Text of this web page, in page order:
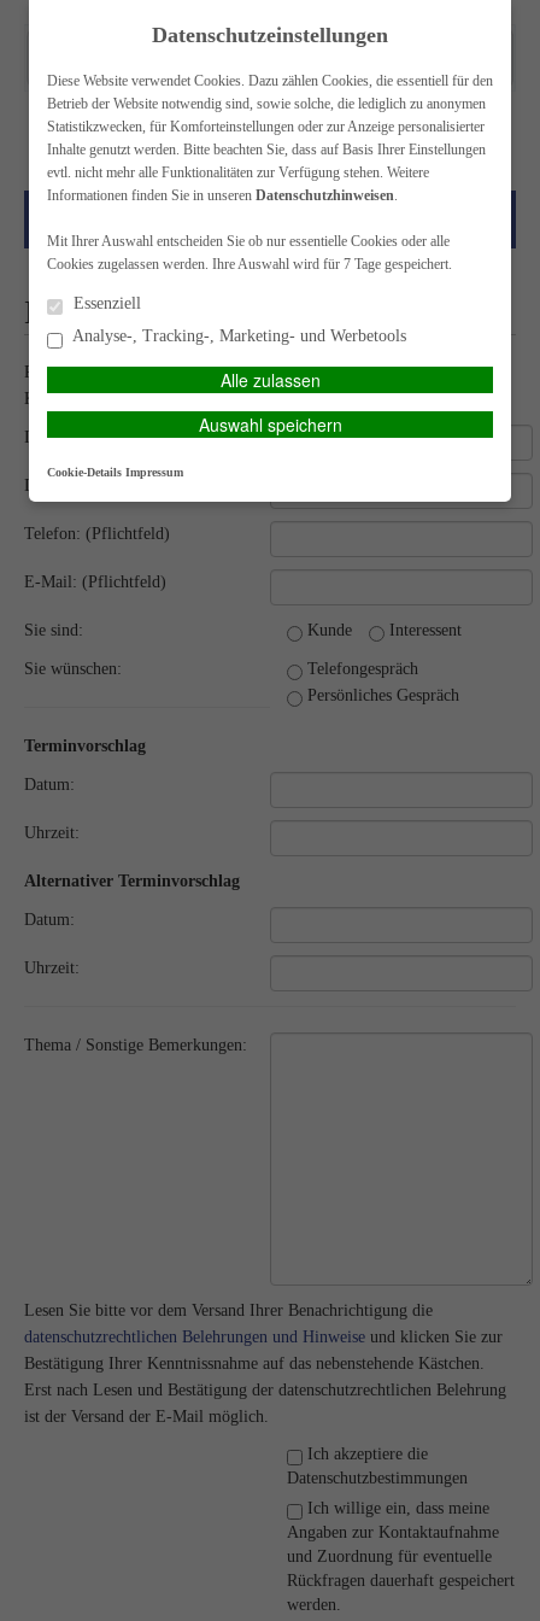
Kontakt Impressum Datenschutz
Kontakt
Rufen Sie uns gerne unverbindlich an oder nutzen Sie unser
Kontaktformular. Wir freuen uns auf Sie!
Ihr Vorname: (Pflichtfeld)
Ihr Nachname: (Pflichtfeld)
Telefon: (Pflichtfeld)
E-Mail: (Pflichtfeld)
Sie sind: Kunde Interessent
Sie wünschen:
Telefongespräch
Persönliches Gespräch
Terminvorschlag
Datum:
Uhrzeit:
Alternativer Terminvorschlag
Datum:
Uhrzeit:
Thema / Sonstige Bemerkungen:
Lesen Sie bitte vor dem Versand Ihrer Benachrichtigung die
datenschutzrechtlichen Belehrungen und Hinweise und klicken Sie zur
Bestätigung Ihrer Kenntnissnahme auf das nebenstehende Kästchen.
Erst nach Lesen und Bestätigung der datenschutzrechtlichen Belehrung
ist der Versand der E-Mail möglich.
Ich akzeptiere die
Datenschutzbestimmungen
Ich willige ein, dass meine
Angaben zur Kontaktaufnahme
und Zuordnung für eventuelle
Rückfragen dauerhaft gespeichert
werden.
Datenschutzeinstellungen
Diese Website verwendet Cookies. Dazu zählen Cookies, die essentiell für den
Betrieb der Website notwendig sind, sowie solche, die lediglich zu anonymen
Statistikzwecken, für Komforteinstellungen oder zur Anzeige personalisierter
Inhalte genutzt werden. Bitte beachten Sie, dass auf Basis Ihrer Einstellungen
evtl. nicht mehr alle Funktionalitäten zur Verfügung stehen. Weitere
Informationen finden Sie in unseren Datenschutzhinweisen.
Mit Ihrer Auswahl entscheiden Sie ob nur essentielle Cookies oder alle
Cookies zugelassen werden. Ihre Auswahl wird für 7 Tage gespeichert.
Essenziell
Analyse-, Tracking-, Marketing- und Werbetools
Alle zulassen
Auswahl speichern
Cookie-Details Impressum